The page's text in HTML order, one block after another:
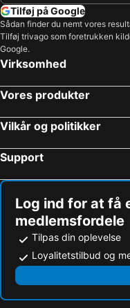
Tilføj på Google
Sådan finder du nemt vores
Tilføj trivago som foretrukken
Google.
Virksomhed
Vores produkter
Vilkår og politikker
Support
Log ind for at få
medlemsfordele
Tilpas din oplevelse
Loyalitetstilbud og